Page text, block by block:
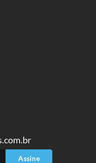
Assine